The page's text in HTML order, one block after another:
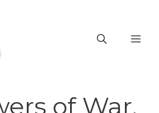
of War,